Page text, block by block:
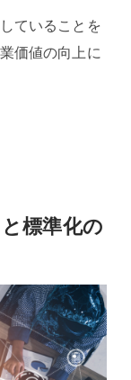
ていることを
価値の向上に
標準化の